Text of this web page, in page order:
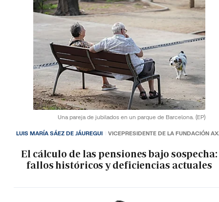
Una pareja de jubilados en un parque de Barcelona. (EP)
El cálculo de las pensiones bajo sospecha:
fallos históricos y deficiencias actuales
LUIS MARÍA SÁEZ DE JÁUREGUI VICEPRESIDENTE DE LA FUNDACIÓN